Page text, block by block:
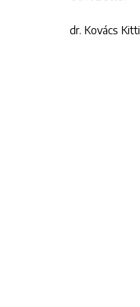
dr. Kovács Kitti